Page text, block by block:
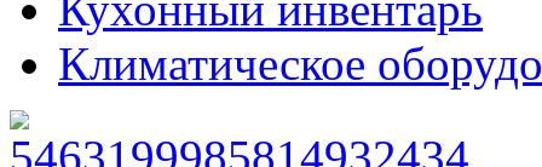
Климатическое